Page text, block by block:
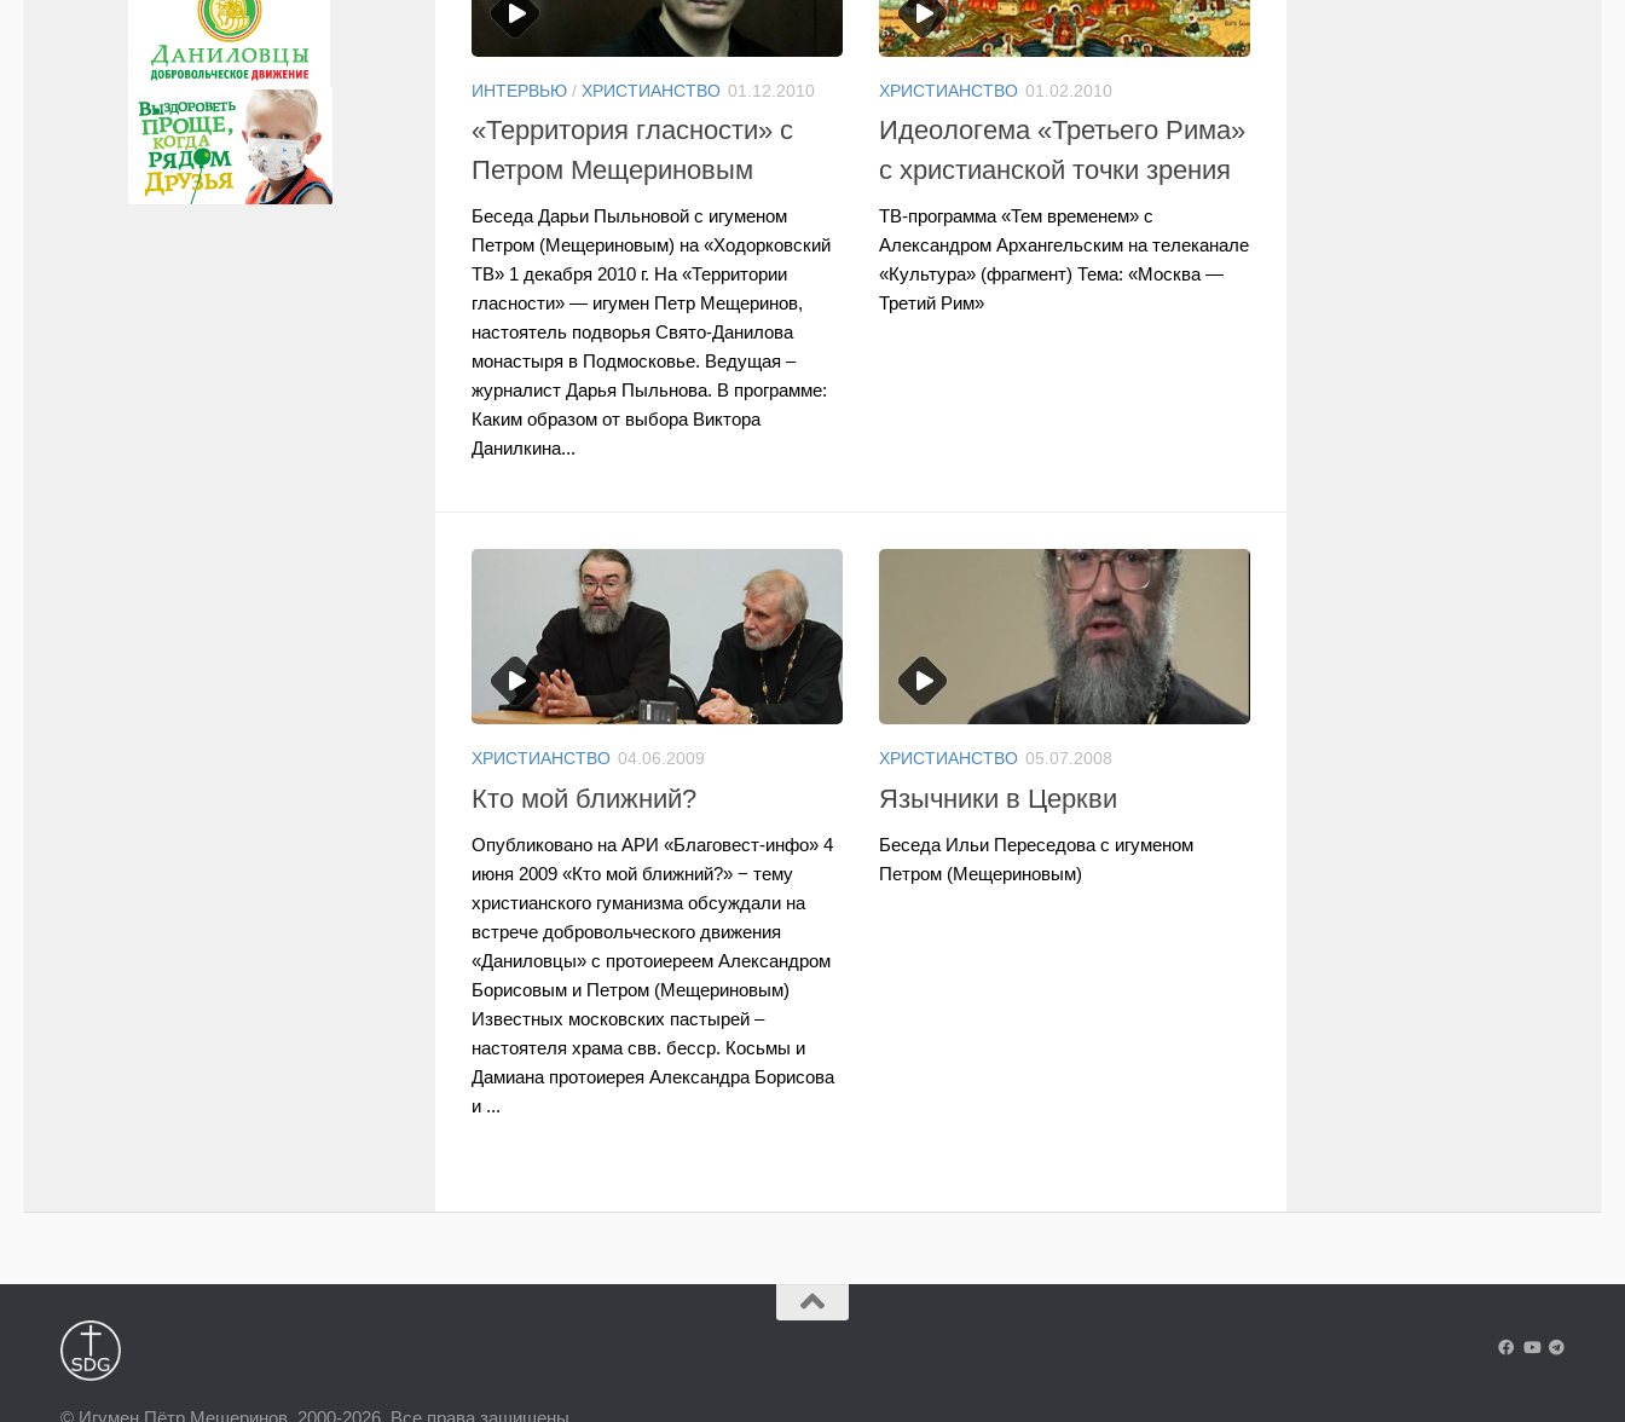
ИНТЕРВЬЮ / ХРИСТИАНСТВО 01.12.2010
«Территория гласности» с
Петром Мещериновым
Беседа Дарьи Пыльновой с игуменом
Петром (Мещериновым) на «Ходорковский
ТВ» 1 декабря 2010 г. На «Территории
гласности» — игумен Петр Мещеринов,
настоятель подворья Свято-Данилова
монастыря в Подмосковье. Ведущая –
журналист Дарья Пыльнова. В программе:
Каким образом от выбора Виктора
Данилкина...
ХРИСТИАНСТВО 01.02.2010
Идеологема «Третьего Рима»
с христианской точки зрения
ТВ-программа «Тем временем» с
Александром Архангельским на телеканале
«Культура» (фрагмент) Тема: «Москва —
Третий Рим»
ХРИСТИАНСТВО 04.06.2009
Кто мой ближний?
Опубликовано на АРИ «Благовест-инфо» 4
июня 2009 «Кто мой ближний?» − тему
христианского гуманизма обсуждали на
встрече добровольческого движения
«Даниловцы» с протоиереем Александром
Борисовым и Петром (Мещериновым)
Известных московских пастырей –
настоятеля храма свв. бесср. Косьмы и
Дамиана протоиерея Александра Борисова
и ...
ХРИСТИАНСТВО 05.07.2008
Язычники в Церкви
Беседа Ильи Переседова с игуменом
Петром (Мещериновым)
© Игумен Пётр Мещеринов, 2000-2026. Все права защищены